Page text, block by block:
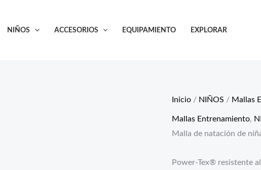
NIÑOS ACCESORIOS EQUIPAMIENTO EXPLORAR
Inicio / NIÑOS / Mallas
Mallas Entrenamiento,
Malla de natación de
Power-Tex® resistente